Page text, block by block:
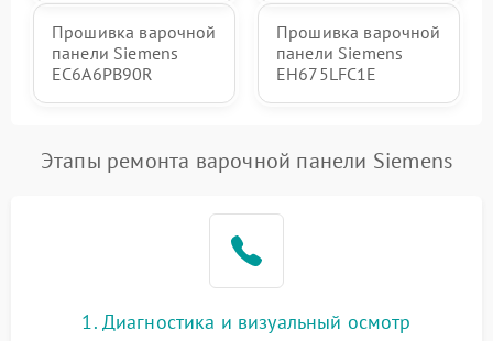
Прошивка варочной
панели Siemens
EC6A6PB90R
Прошивка варочной
панели Siemens
EH675LFC1E
Этапы ремонта варочной панели Siemens
1. Диагностика и визуальный осмотр